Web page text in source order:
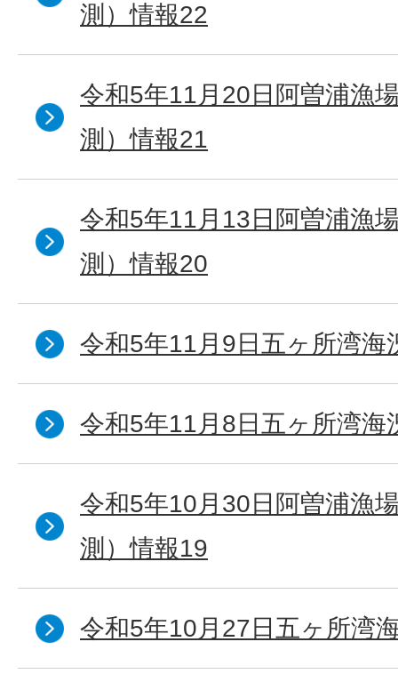
測）情報22
令和5年11月20日阿曽浦漁
測）情報21
令和5年11月13日阿曽浦漁
測）情報20
令和5年11月9日五ヶ所湾海
令和5年11月8日五ヶ所湾海
令和5年10月30日阿曽浦漁
測）情報19
令和5年10月27日五ヶ所湾